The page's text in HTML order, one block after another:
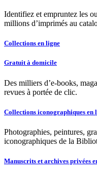
Identifiez et empruntez les
millions d’imprimés au
Collections en ligne
Gratuit à domicile
Des milliers d’e-books,
revues à portée de clic.
Collections iconographiques en
Photographies, peintures,
iconographiques de la
Manuscrits et archives privées